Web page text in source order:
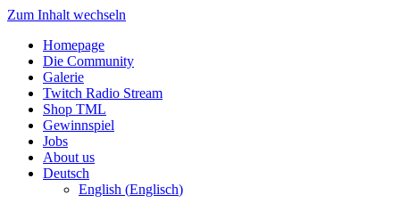
Zum Inhalt wechseln
Homepage
Die Community
Galerie
Twitch Radio Stream
Shop TML
Gewinnspiel
Jobs
About us
Deutsch
English (Englisch)